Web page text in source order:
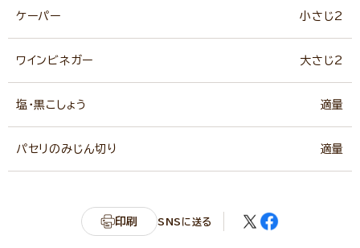
ケーパー 小さじ2
ワインビネガー 大さじ2
塩・黒こしょう 適量
パセリのみじん切り 適量
印刷 SNSに送る